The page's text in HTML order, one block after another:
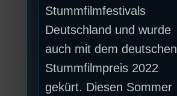
Stummfilmfestivals
Deutschland und wurde
auch mit dem deutschen
Stummfilmpreis 2022
gekürt. Diesen Sommer